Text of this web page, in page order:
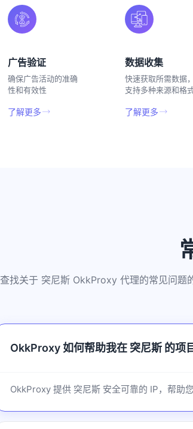
广告验证
确保广告活动的准确
性和有效性
了解更多
数据收集
快速获取所需数据，
支持多种来源和格
了解更多
查找关于 突尼斯 OkkProxy 代理的常见问题
OkkProxy 如何帮助我在 突尼斯 的项
OkkProxy 提供 突尼斯 安全可靠的 IP，帮助